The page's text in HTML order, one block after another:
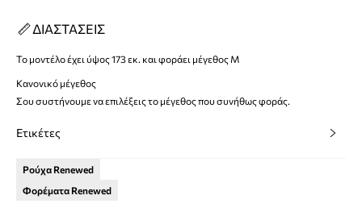
ΔΙΑΣΤΑΣΕΙΣ
Το μοντέλο έχει ύψος 173 εκ. και φοράει μέγεθος M
Κανονικό μέγεθος
Σου συστήνουμε να επιλέξεις το μέγεθος που συνήθως φοράς.
Ετικέτες
Ρούχα Renewed
Φορέματα Renewed